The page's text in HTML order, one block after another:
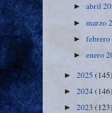
►abril
►marzo
►
►enero
► 2025 (145)
► 2024(146)
► 2023 (123)